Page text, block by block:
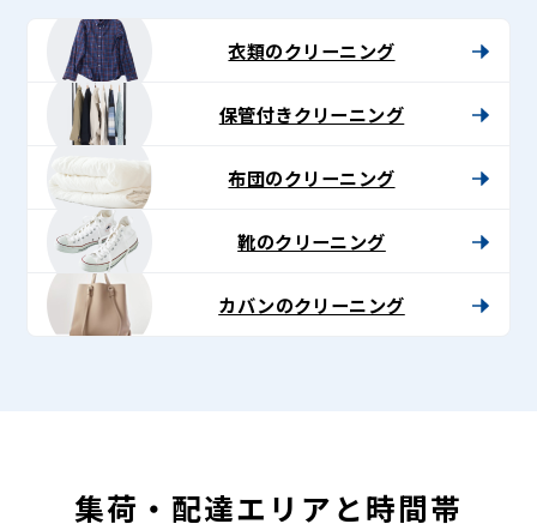
衣類のクリーニング
保管付きクリーニング
布団のクリーニング
靴のクリーニング
カバンのクリーニング
集荷・配達エリアと時間帯